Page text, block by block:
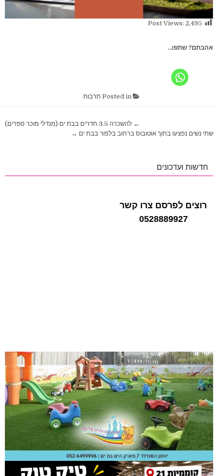
Post Views: 2,495
אהבתם? שתפו...
תרבות
← להשכרה 3.5 חדרים בבת ים (מנדלי מוכר ספרים)
שתי נשים נפצעו בתוך אוטובוס ברחוב בלפור בבת ים →
חדשות ועדכונים
רוצים לפרסם צרו קשר
0528889927